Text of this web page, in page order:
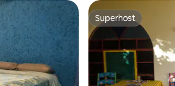
Superhost
Superhost